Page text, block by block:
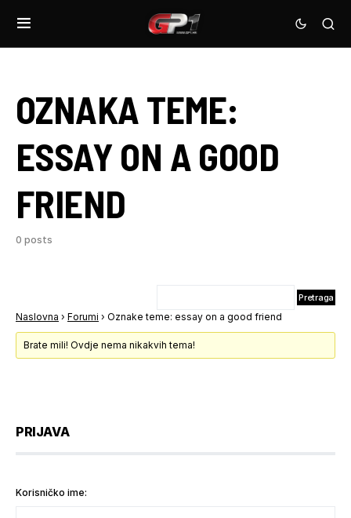
OZNAKA TEME:
ESSAY ON A GOOD
FRIEND
0 posts
Naslovna › Forumi › Oznake teme: essay on a good friend
Brate mili! Ovdje nema nikakvih tema!
PRIJAVA
Korisničko ime: